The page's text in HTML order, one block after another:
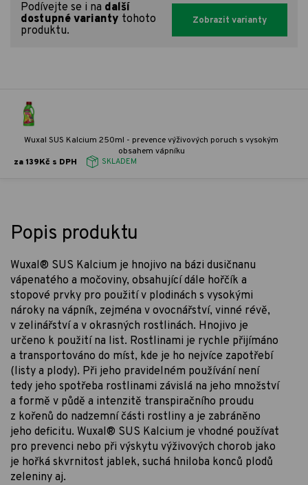
Podívejte se i na další
dostupné varianty tohoto
produktu.
Zobrazit varianty
Wuxal SUS Kalcium 250ml - prevence výživových poruch s vysokým
obsahem vápníku
za 139Kč s DPH
SKLADEM
Popis produktu
Wuxal® SUS Kalcium je hnojivo na bázi dusičnanu
vápenatého a močoviny, obsahující dále hořčík a
stopové prvky pro použití v plodinách s vysokými
nároky na vápník, zejména v ovocnářství, vinné révě,
v zelinářství a v okrasných rostlinách. Hnojivo je
určeno k použití na list. Rostlinami je rychle přijímáno
a transportováno do míst, kde je ho nejvíce zapotřebí
(listy a plody). Při jeho pravidelném používání není
tedy jeho spotřeba rostlinami závislá na jeho množství
a formě v půdě a intenzitě transpiračního proudu
z kořenů do nadzemní části rostliny a je zabráněno
jeho deficitu. Wuxal® SUS Kalcium je vhodné používat
pro prevenci nebo při výskytu výživových chorob jako
je hořká skvrnitost jablek, suchá hniloba konců plodů
zeleniny aj.